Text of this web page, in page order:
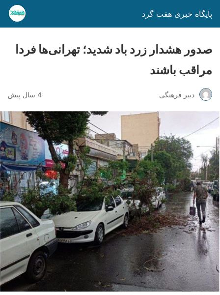
پایگاه خبری هفت گرد
صدور هشدار زرد باد شدید؛ تهرانی‌ها فردا
مراقب باشند
دبیر فرهنگی 4 سال پیش